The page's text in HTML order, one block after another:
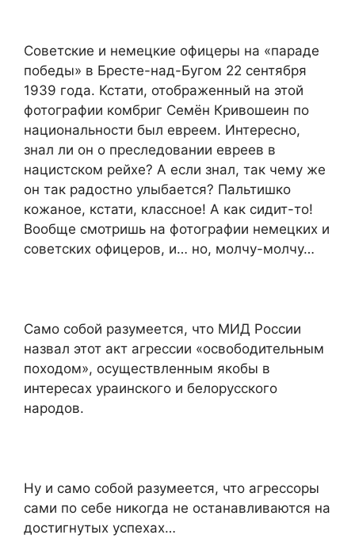
Советские и немецкие офицеры на «параде
победы» в Бресте-над-Бугом 22 сентября
1939 года. Кстати, отображенный на этой
фотографии комбриг Семён Кривошеин по
национальности был евреем. Интересно,
знал ли он о преследовании евреев в
нацистском рейхе? А если знал, так чему же
он так радостно улыбается? Пальтишко
кожаное, кстати, классное! А как сидит-то!
Вообще смотришь на фотографии немецких и
советских офицеров, и… но, молчу-молчу…
Само собой разумеется, что МИД России
назвал этот акт агрессии «освободительным
походом», осуществленным якобы в
интересах ураинского и белорусского
народов.
Ну и само собой разумеется, что агрессоры
сами по себе никогда не останавливаются на
достигнутых успехах…